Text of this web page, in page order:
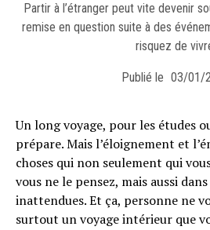
Partir à l’étranger peut vite devenir
remise en question suite à des
risquez de
Publié le 03/01/
Un long voyage, pour les études
prépare. Mais l’éloignement et
choses qui non seulement qui
vous ne le pensez, mais aussi
inattendues. Et ça, personne ne
surtout un voyage intérieur que